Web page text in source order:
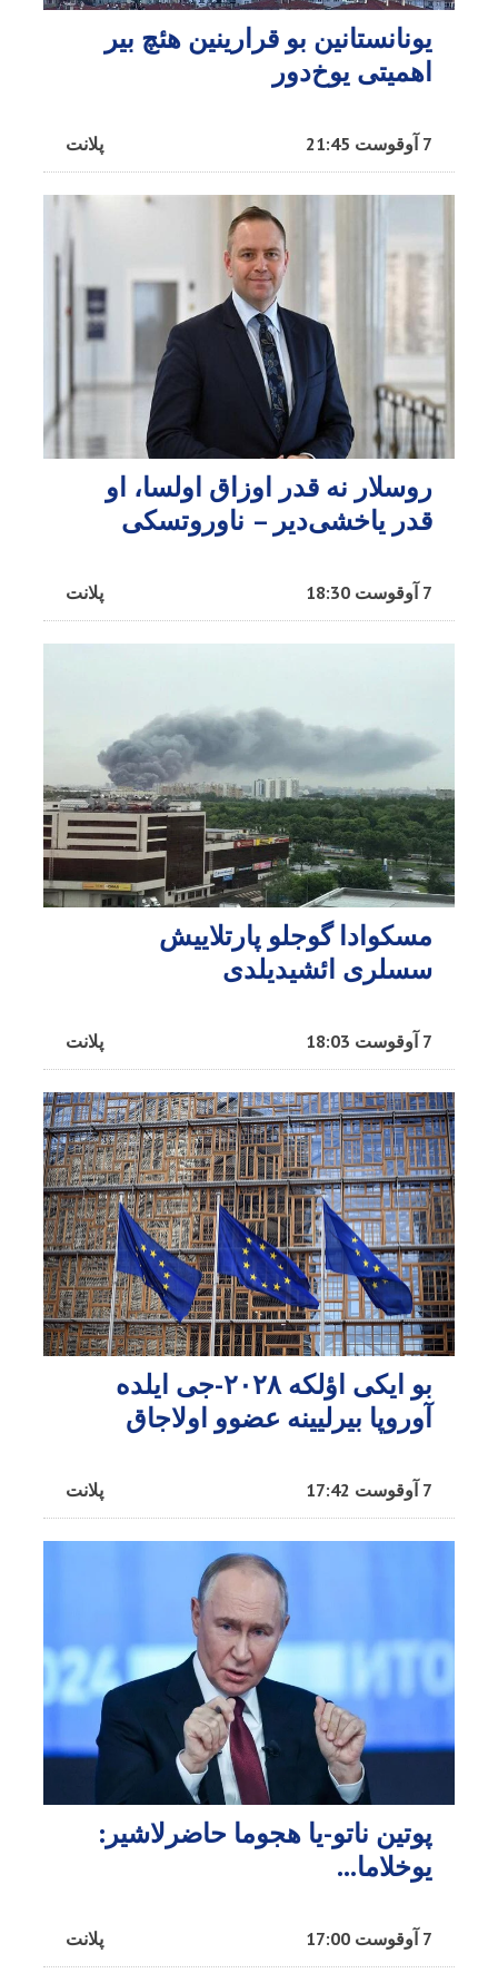
یونانستانین بو قرارینین هئچ بیر
اهمیتی یوخ‌دور
پلانت 7 آوقوست 21:45
روسلار نه قدر اوزاق اولسا، او
قدر یاخشی‌دیر – ناوروتسکی
پلانت 7 آوقوست 18:30
مسکوادا گوجلو پارتلاییش
سسلری ائشیدیلدی
پلانت 7 آوقوست 18:03
بو ایکی اؤلکه ۲۰۲۸-جی ایلده
آوروپا بیرلیینه عضوو اولاجاق
پلانت 7 آوقوست 17:42
پوتین ناتو-یا هجوما حاضرلاشیر:
یوخلاما...
پلانت 7 آوقوست 17:00